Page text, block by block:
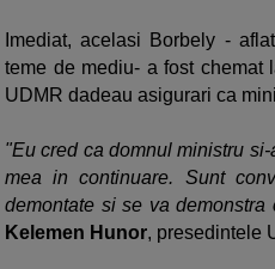
Imediat, acelasi Borbely -
teme de mediu- a fost chemat
UDMR dadeau asigurari ca
"Eu cred ca domnul ministru
mea in continuare. Sunt
demontate si se va demonstra
Kelemen Hunor, presedintele